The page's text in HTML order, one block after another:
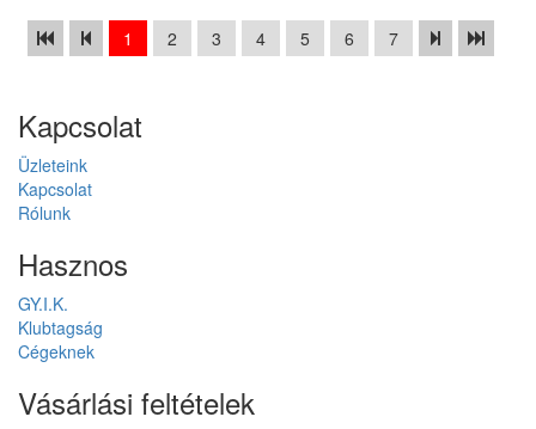
1 2 3 4 5 6 7
Kapcsolat
Üzleteink
Kapcsolat
Rólunk
Hasznos
GY.I.K.
Klubtagság
Cégeknek
Vásárlási feltételek